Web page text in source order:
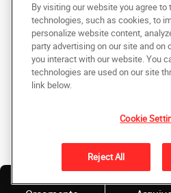
Copyright © 2024 AlphaGraphics
reservados.
Rua Baronesa do Engenho Novo, 189
De volta ao topo
Política de Privacidade
copiada, fotocopiada, reproduzida,
eletrônico ou forma legível por máquina,
consentimento prévio por escrito da
By visiting our website you agree
technologies, such as cookies, to
personalize website content,
party advertising on our site and on
you interact with our website. You
technologies are used on our site
link below.
Cookie
Reject All